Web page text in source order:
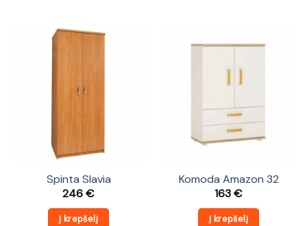
Spinta Slavia
246€
Į krepšelį
Komoda Amazon 32
163€
Į krepšelį